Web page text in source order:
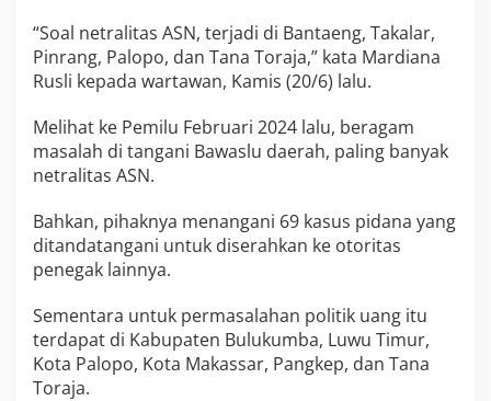
l
K
a
t
g
o
r
a
w
e
l
a
“Soal netralitas ASN, terjadi di Bantaeng, Takalar,
Pinrang, Palopo, dan Tana Toraja,” kata Mardiana
Rusli kepada wartawan, Kamis (20/6) lalu.
Melihat ke Pemilu Februari 2024 lalu, beragam
masalah di tangani Bawaslu daerah, paling banyak
netralitas ASN.
Bahkan, pihaknya menangani 69 kasus pidana yang
ditandatangani untuk diserahkan ke otoritas
penegak lainnya.
Sementara untuk permasalahan politik uang itu
terdapat di Kabupaten Bulukumba, Luwu Timur,
Kota Palopo, Kota Makassar, Pangkep, dan Tana
Toraja.